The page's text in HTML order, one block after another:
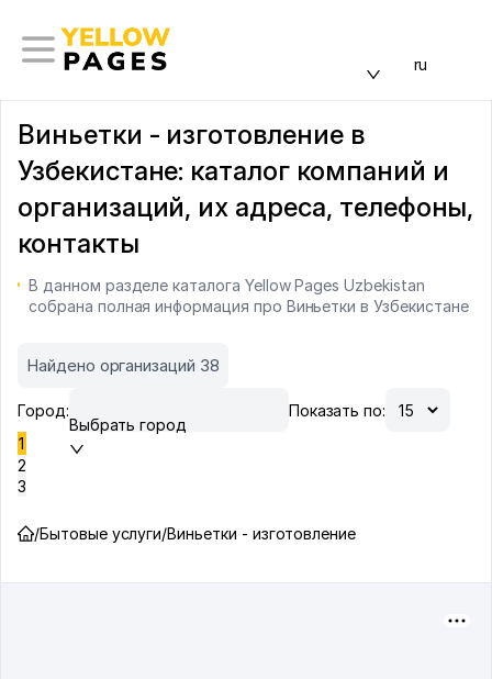
ru
Виньетки - изготовление в
Узбекистане: каталог компаний и
организаций, их адреса, телефоны,
контакты
В данном разделе каталога Yellow Pages Uzbekistan
собрана полная информация про Виньетки в Узбекистане
Найдено организаций 38
Город:
Выбрать город
Показать по:
1
2
3
/Бытовые услуги/Виньетки - изготовление